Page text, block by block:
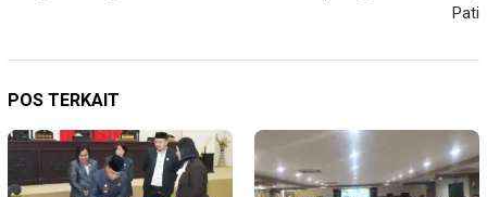
Pati
POS TERKAIT